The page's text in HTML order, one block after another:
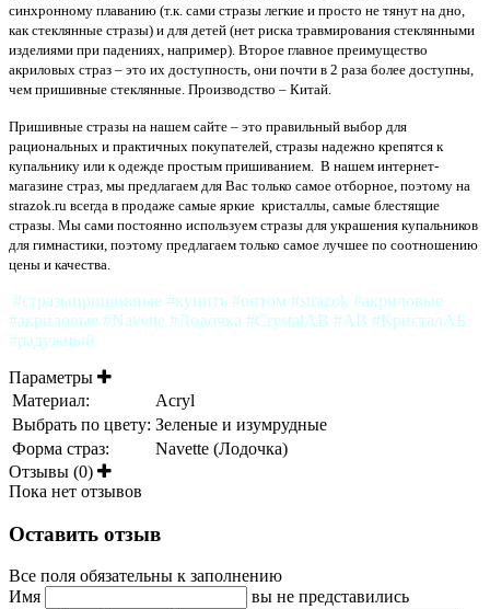
синхронному плаванию (т.к. сами стразы легкие и просто не тянут на дно,
как стеклянные стразы) и для детей (нет риска травмирования стеклянными
изделиями при падениях, например). Второе главное преимущество
акриловых страз – это их доступность, они почти в 2 раза более доступны,
чем пришивные стеклянные. Производство – Китай.
Пришивные стразы на нашем сайте – это правильный выбор для
рациональных и практичных покупателей, стразы надежно крепятся к
купальнику или к одежде простым пришиванием. В нашем интернет-
магазине страз, мы предлагаем для Вас только самое отборное, поэтому на
strazok.ru всегда в продаже самые яркие кристаллы, самые блестящие
стразы. Мы сами постоянно используем стразы для украшения купальников
для гимнастики, поэтому предлагаем только самое лучшее по соотношению
цены и качества.
#стразыпришивные #купить #оптом #strazok #акриловые
#акриловые #Navette #Лодочка #CrystalAB #AB #КристалАБ
#радужный
Параметры
Материал:
Acryl
Выбрать по цвету: Зеленые и изумрудные
Форма страз:
Navette (Лодочка)
Отзывы (0)
Пока нет отзывов
Оставить отзыв
Все поля обязательны к заполнению
Имя
вы не представились